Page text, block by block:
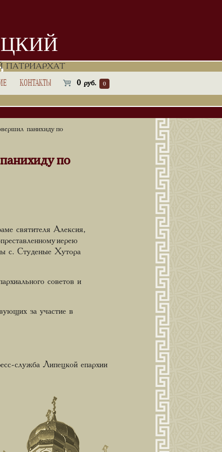
ПАТРИАРХАТ
КОНТАКТЫ 0 руб. 0
панихиду по
по
святителя Алексия,
иерею
с. Студеные Хутора
советов и
за участие в
служба Липецкой епархии